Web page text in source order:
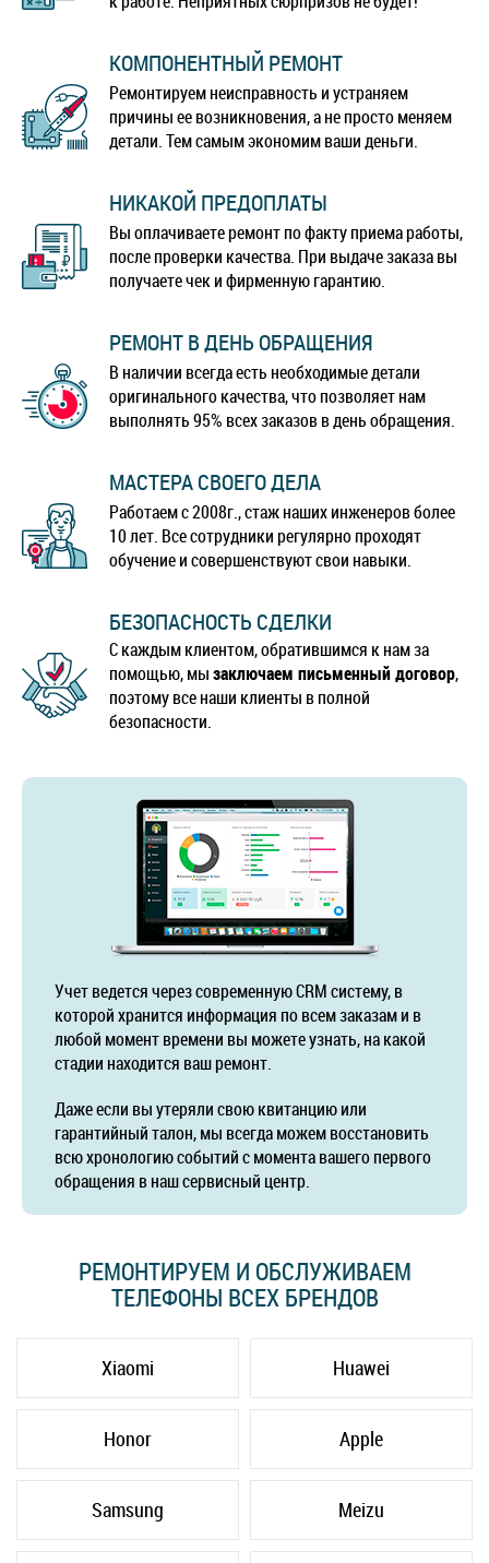
КОМПОНЕНТНЫЙ РЕМОНТ
Ремонтируем неисправность и устраняем
причины ее возникновения, а не просто меняем
детали. Тем самым экономим ваши деньги.
НИКАКОЙ ПРЕДОПЛАТЫ
Вы оплачиваете ремонт по факту приема работы,
после проверки качества. При выдаче заказа вы
получаете чек и фирменную гарантию.
РЕМОНТ В ДЕНЬ ОБРАЩЕНИЯ
В наличии всегда есть необходимые детали
оригинального качества, что позволяет нам
выполнять 95% всех заказов в день обращения.
МАСТЕРА СВОЕГО ДЕЛА
Работаем с 2008г., стаж наших инженеров более
10 лет. Все сотрудники регулярно проходят
обучение и совершенствуют свои навыки.
БЕЗОПАСНОСТЬ СДЕЛКИ
С каждым клиентом, обратившимся к нам за
помощью, мызаключаем письменный договор,
поэтому все наши клиенты в полной
безопасности.
Учет ведется через современную CRM систему, в
которой хранится информация по всем заказам и в
любой момент времени вы можете узнать, на какой
стадии находится ваш ремонт.
Даже если вы утеряли свою квитанцию или
гарантийный талон, мы всегда можем восстановить
всю хронологию событий с момента вашего первого
обращения в наш сервисный центр.
РЕМОНТИРУЕМ И ОБСЛУЖИВАЕМ
ТЕЛЕФОНЫ ВСЕХ БРЕНДОВ
Xiaomi Huawei
Honor Apple
Samsung Meizu